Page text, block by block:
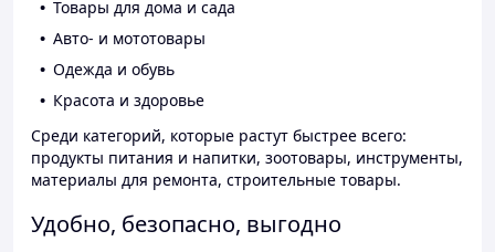
Товары для дома и сада
Авто- и мототовары
Одежда и обувь
Красота и здоровье
Среди категорий, которые растут быстрее всего:
продукты питания и напитки, зоотовары, инструменты,
материалы для ремонта, строительные товары.
Удобно, безопасно, выгодно